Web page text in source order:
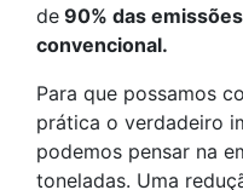
de 90% das
convencional.
Para que possamos
prática o verdadeiro
podemos pensar na
toneladas. Uma